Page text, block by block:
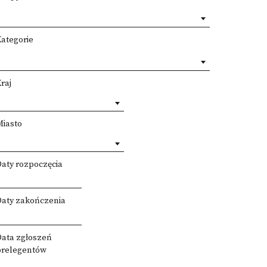
rozpoczęcia
zakończenia
zgłoszeń